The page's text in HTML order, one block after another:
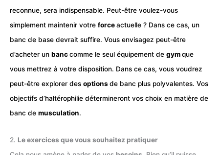
reconnue, sera indispensable. Peut-être voulez-vous
simplement maintenir votre forceactuelle ? Dans ce cas, un
banc de base devrait suffire. Vous envisagez peut-être
d’acheter un banccomme le seul équipement de gymque
vous mettrez à votre disposition. Dans ce cas, vous voudrez
peut-être explorer des optionsde banc plus polyvalentes. Vos
objectifs d’haltérophilie détermineront vos choix en matière de
banc de musculation.
2. Le exercices que vous souhaitez pratiquer